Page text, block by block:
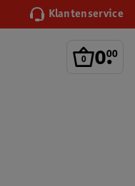
Klantenservice
0.
00